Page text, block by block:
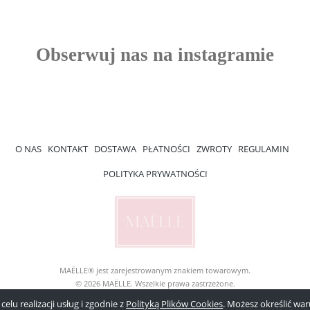
realizacji usług i zgodnie z Polityką Plików Cookies. Możesz określić
O NAS KONTAKT DOSTAWA PŁATNOŚCI ZWROTY REGULAMIN
POLITYKA PRYWATNOŚCI
MAËLLE® jest zarejestrowanym znakiem towarowym.
© 2026 MAËLLE. Wszelkie prawa zastrzeżone.